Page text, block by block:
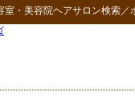
室・美容院ヘアサロン検索／